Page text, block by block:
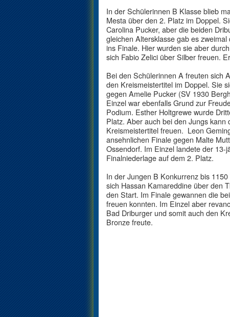
In der Schülerinnen B Klasse blieb
Mesta über den 2. Platz im Doppel.
Carolina Pucker, aber die beiden
gleichen Altersklasse gab es
ins Finale. Hier wurden sie aber
sich Fabio Zelici über Silber freuen.
Bei den Schülerinnen A freuten sich
den Kreismeistertitel im Doppel. Sie
gegen Amelie Pucker (SV 1930
Einzel war ebenfalls Grund zur
Podium. Esther Holtgrewe wurde
Platz. Aber auch bei den Jungs
Kreismeistertitel freuen. Leon
ansehnlichen Finale gegen Malte
Ossendorf. Im Einzel landete der
Finalniederlage auf dem 2. Platz.
In der Jungen B Konkurrenz bis
sich Hassan Kamareddine über den
den Start. Im Finale gewannen die
freuen konnten. Im Einzel aber
Bad Driburger und somit auch den
Bronze freute.